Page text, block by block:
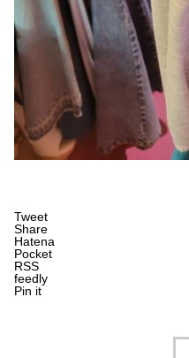
Tweet
Share
Hatena
Pocket
RSS
feedly
Pin it